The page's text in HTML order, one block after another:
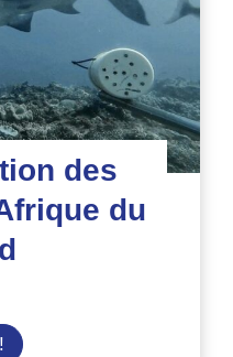
des
du
Conservation